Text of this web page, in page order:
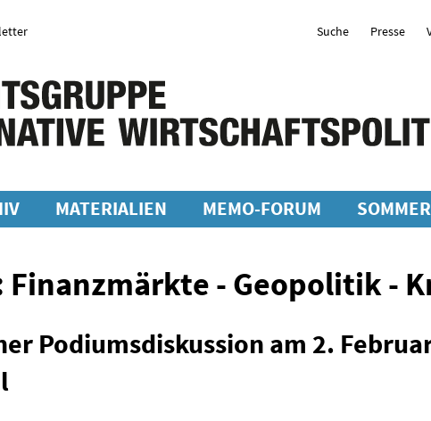
MATERIALIEN MEMO-FORUM
Suche Presse
Finanzmärkte - Geopolitik -
Podiumsdiskussion am 2.